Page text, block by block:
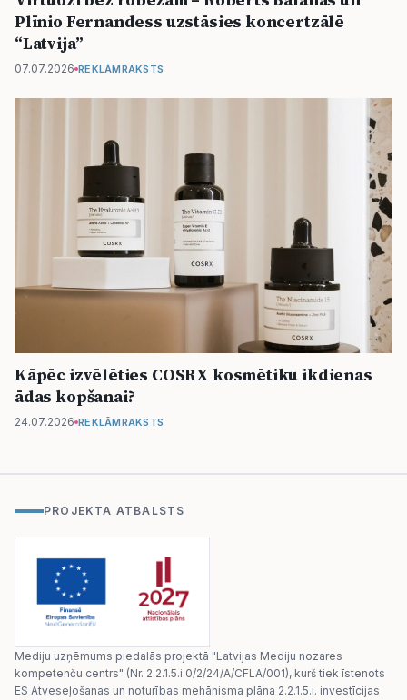
Plīnio Fernandess uzstāsies koncertzālē
“Latvija”
07.07.2026 REKLĀMRAKSTS
Kāpēc izvēlēties COSRX kosmētiku ikdienas
ādas kopšanai?
24.07.2026 REKLĀMRAKSTS
PROJEKTA ATBALSTS
Mediju uzņēmums piedalās projektā "Latvijas Mediju nozares
kompetenču centrs" (Nr. 2.2.1.5.i.0/2/24/A/CFLA/001), kurš tiek īstenots
ES Atveseļošanas un noturības mehānisma plāna 2.2.1.5.i. investīcijas